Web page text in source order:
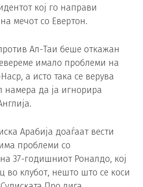
кој го направи
мечот со Евертон.
Ал-Таи беше откажан
имало проблеми на
а исто така се верува
намера да ја игнорира
Арабија доаѓаат вести
проблеми со
37-годишниот Роналдо, кој
во клубот, нешто што се коси